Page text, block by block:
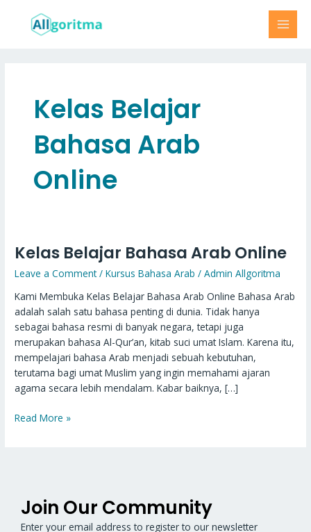
Kelas Belajar
Bahasa Arab
Online
Kelas Belajar Bahasa Arab Online
Leave a Comment /Kursus Bahasa Arab /Admin Allgoritma
Kami Membuka Kelas Belajar Bahasa Arab Online Bahasa Arab
adalah salah satu bahasa penting di dunia. Tidak hanya
sebagai bahasa resmi di banyak negara, tetapi juga
merupakan bahasa Al-Qur’an, kitab suci umat Islam. Karena itu,
mempelajari bahasa Arab menjadi sebuah kebutuhan,
terutama bagi umat Muslim yang ingin memahami ajaran
agama secara lebih mendalam. Kabar baiknya, […]
Kelas
Bahasa
Arab
Online
Read More »
Join Our Community
Enter your email address to register to our newsletter